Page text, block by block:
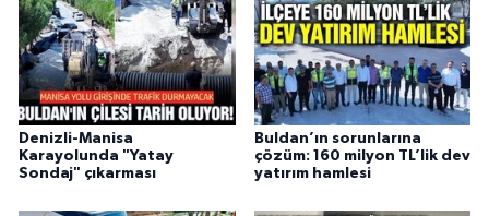
Denizli-Manisa
Karayolunda "Yatay
Sondaj" çıkarması
Buldan’ın sorunlarına
çözüm: 160 milyon TL’lik dev
yatırım hamlesi